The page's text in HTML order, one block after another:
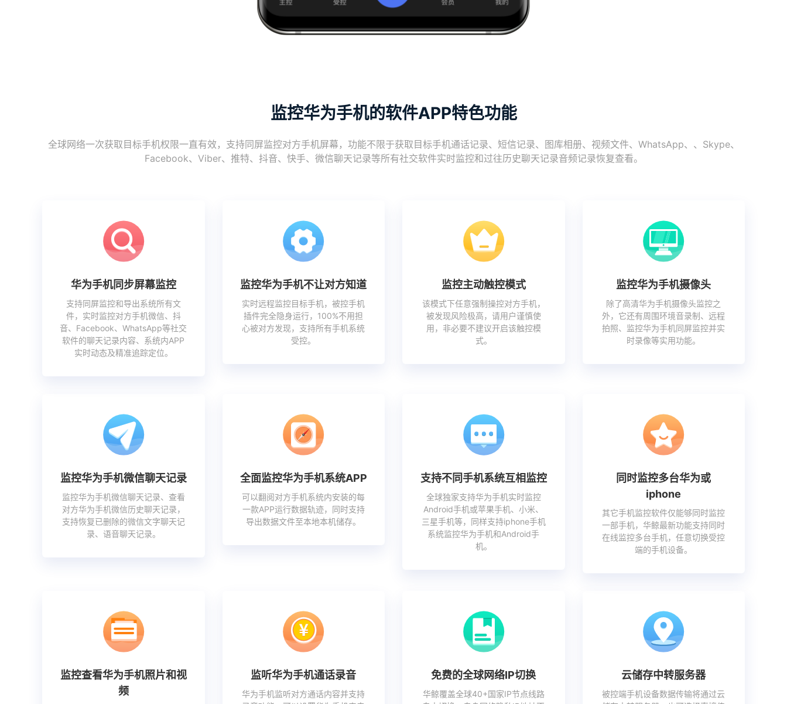
监控华为手机的软件APP特色功能
全球网络一次获取目标手机权限一直有效，支持同屏监控对方手机屏幕，功能不限于获取目标手机通话记录、短信记录、图库相册、视频文件、WhatsApp、、Skype、
Facebook、Viber、推特、抖音、快手、微信聊天记录等所有社交软件实时监控和过往历史聊天记录音频记录恢复查看。
华为手机同步屏幕监控
支持同屏监控和导出系统所有文
件，实时监控对方手机微信、抖
音、Facebook、WhatsApp等社交
软件的聊天记录内容、系统内APP
实时动态及精准追踪定位。
监控华为手机不让对方知道
实时远程监控目标手机，被控手机
插件完全隐身运行，100%不用担
心被对方发现，支持所有手机系统
受控。
监控主动触控模式
该模式下任意强制操控对方手机，
被发现风险极高，请用户谨慎使
用，非必要不建议开启该触控模
式。
监控华为手机摄像头
除了高清华为手机摄像头监控之
外，它还有周围环境音录制、远程
拍照、监控华为手机同屏监控并实
时录像等实用功能。
监控华为手机微信聊天记录
监控华为手机微信聊天记录、查看
对方华为手机微信历史聊天记录，
支持恢复已删除的微信文字聊天记
录、语音聊天记录。
全面监控华为手机系统APP
可以翻阅对方手机系统内安装的每
一款APP运行数据轨迹，同时支持
导出数据文件至本地本机储存。
支持不同手机系统互相监控
全球独家支持华为手机实时监控
Android手机或苹果手机、小米、
三星手机等，同样支持iphone手机
系统监控华为手机和Android手
机。
同时监控多台华为或
iphone
其它手机监控软件仅能够同时监控
一部手机，华鲸最新功能支持同时
在线监控多台手机，任意切换受控
端的手机设备。
监控查看华为手机照片和视
频
监听华为手机通话录音
华为手机监听对方通话内容并支持
免费的全球网络IP切换
华鲸覆盖全球40+国家IP节点线路
云储存中转服务器
被控端手机设备数据传输将通过云